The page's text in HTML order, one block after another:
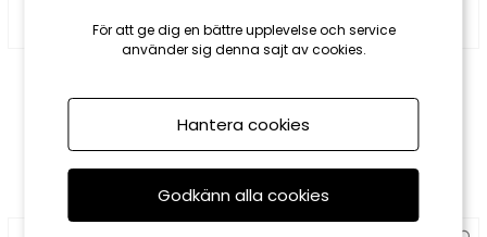
Höllviken hoodie - dark
För att ge dig en bättre upplevelse och service
använder sig denna sajt av cookies.
Hantera cookies
Godkänn alla cookies